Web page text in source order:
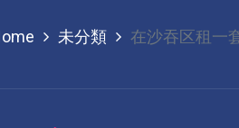
未分類 在沙吞区租一